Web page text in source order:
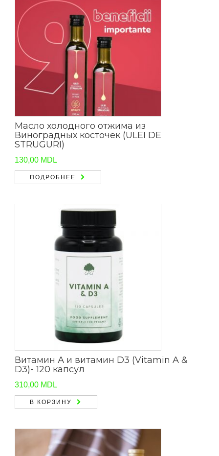
Масло холодного отжима из
Виноградных косточек (ULEI DE
STRUGURI)
130,00 MDL
ПОДРОБНЕЕ
Витамин А и витамин D3 (Vitamin A &
D3)- 120 капсул
310,00 MDL
В КОРЗИНУ